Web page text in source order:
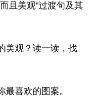
且美观”过渡句及其
美观？读一读，找
喜欢的图案。